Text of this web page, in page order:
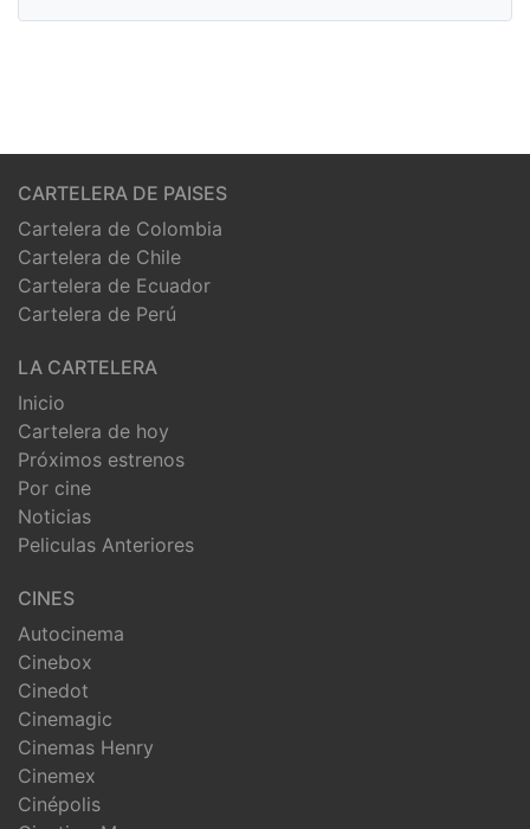
CARTELERA DE PAISES
Cartelera de Colombia
Cartelera de Chile
Cartelera de Ecuador
Cartelera de Perú
LA CARTELERA
Inicio
Cartelera de hoy
Próximos estrenos
Por cine
Noticias
Peliculas Anteriores
CINES
Autocinema
Cinebox
Cinedot
Cinemagic
Cinemas Henry
Cinemex
Cinépolis